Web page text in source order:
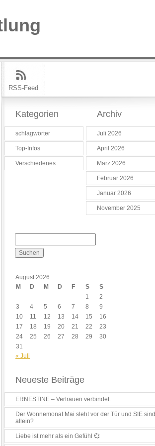
RSS-Feed
Kategorien
schlagwörter
Top-Infos
Verschiedenes
Archiv
Juli 2026
April 2026
März 2026
Februar 2026
Januar 2026
November 2025
August 2026
M
D M D F S
S
1
2
3
4 5 6 7 8
9
10
11 12 13 14 15
16
17
18 19 20 21 22
23
24
25 26 27 28 29
30
31
« Juli
Neueste Beiträge
ERNESTINE – Vertrauen verbindet.
Der Wonnemonat Mai steht vor der Tür und SIE sind
allein?
Liebe ist mehr als ein Gefühl 💞